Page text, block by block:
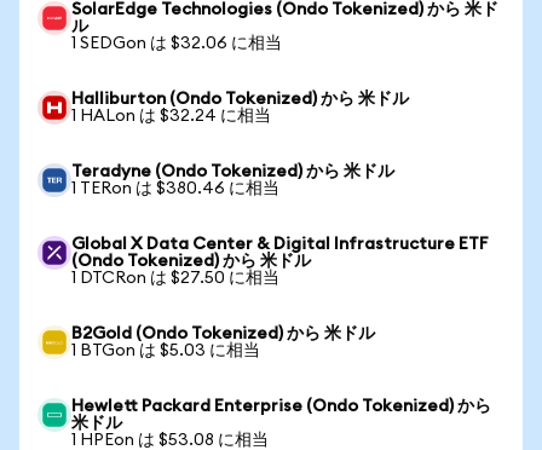
SolarEdge Technologies (Ondo Tokenized) から 米ド
ル
1 SEDGon は $32.06 に相当
Halliburton (Ondo Tokenized) から 米ドル
1 HALon は $32.24 に相当
Teradyne (Ondo Tokenized) から 米ドル
1 TERon は $380.46 に相当
Global X Data Center & Digital Infrastructure ETF
(Ondo Tokenized) から 米ドル
1 DTCRon は $27.50 に相当
B2Gold (Ondo Tokenized) から 米ドル
1 BTGon は $5.03 に相当
Hewlett Packard Enterprise (Ondo Tokenized) から
米ドル
1 HPEon は $53.08 に相当